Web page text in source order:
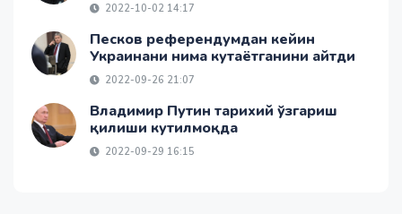
2022-10-02 14:17
Песков референдумдан кейин
Украинани нима кутаётганини айтди
2022-09-26 21:07
Владимир Путин тарихий ўзгариш
қилиши кутилмоқда
2022-09-29 16:15